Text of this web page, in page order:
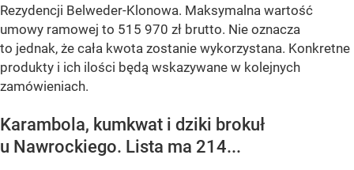
Rezydencji Belweder-Klonowa. Maksymalna wartość
umowy ramowej to 515 970 zł brutto. Nie oznacza
to jednak, że cała kwota zostanie wykorzystana. Konkretne
produkty i ich ilości będą wskazywane w kolejnych
zamówieniach.
Karambola, kumkwat i dziki brokuł
u Nawrockiego. Lista ma 214...